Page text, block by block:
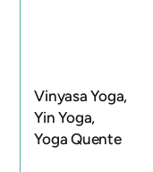
Vinyasa Yoga,
Yin Yoga,
Yoga Quente